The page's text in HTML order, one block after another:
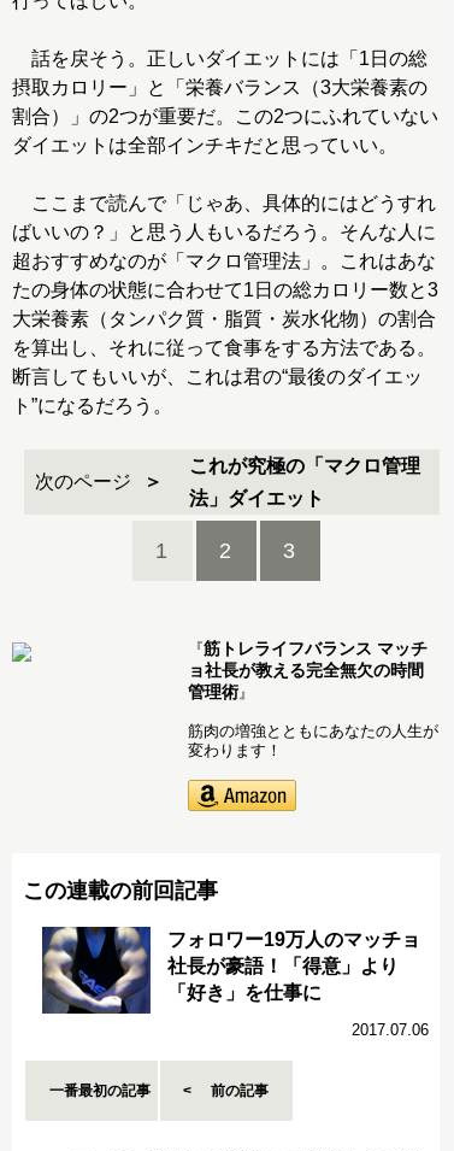
話を戻そう。正しいダイエットには「1日の総
摂取カロリー」と「栄養バランス（3大栄養素の
割合）」の2つが重要だ。この2つにふれていない
ダイエットは全部インチキだと思っていい。
ここまで読んで「じゃあ、具体的にはどうすれ
ばいいの？」と思う人もいるだろう。そんな人に
超おすすめなのが「マクロ管理法」。これはあな
たの身体の状態に合わせて1日の総カロリー数と3
大栄養素（タンパク質・脂質・炭水化物）の割合
を算出し、それに従って食事をする方法である。
断言してもいいが、これは君の“最後のダイエッ
ト”になるだろう。
次のページ
これが究極の「マクロ管理
法」ダイエット
1 2 3
『筋トレライフバランス マッチ
ョ社長が教える完全無欠の時間
管理術』
筋肉の増強とともにあなたの人生が
変わります！
この連載の前回記事
フォロワー19万人のマッチョ
社長が豪語！「得意」より
「好き」を仕事に
2017.07.06
一番最初の記事 前の記事